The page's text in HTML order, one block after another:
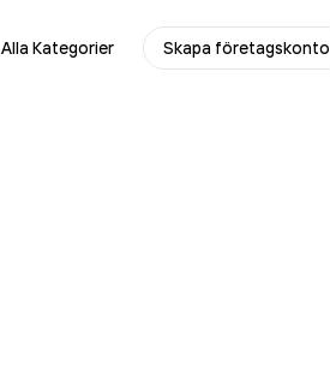
Alla Kategorier Skapa företagskonto